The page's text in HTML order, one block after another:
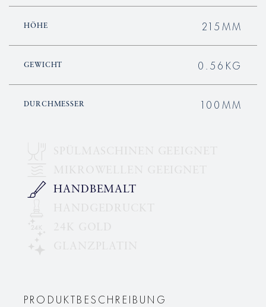
HÖHE 215MM
GEWICHT 0.56KG
DURCHMESSER 100MM
HANDBEMALT
PRODUKTBESCHREIBUNG